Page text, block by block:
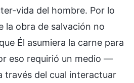
vida del hombre. Por lo
la obra de salvación no
Él asumiera la carne para
eso requirió un medio —
través del cual interactuar